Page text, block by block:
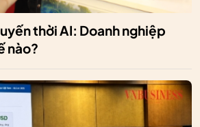
thời AI: Doanh nghiệp
nào?